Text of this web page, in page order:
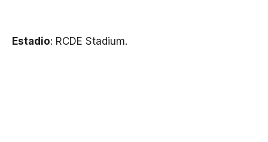
Estadio: RCDE Stadium.